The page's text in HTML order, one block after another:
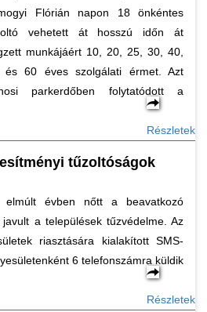
Flórián napon 18 önkéntes
vehetett át hosszú időn át
munkájáért 10, 20, 25, 30, 40,
és 60 éves szolgálati érmet. Azt
parkerdőben folytatódott a
Részletek
tűzoltóságok
elmúlt évben nőtt a beavatkozó
a települések tűzvédelme. Az
riasztására kialakított SMS-
6 telefonszámra küldik
Részletek